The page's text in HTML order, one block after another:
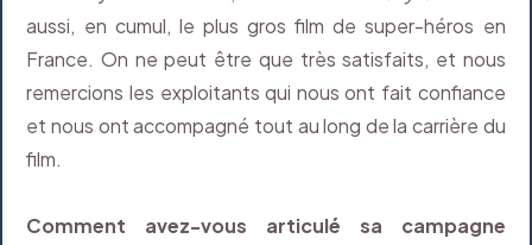
aussi, en cumul, le plus gros film de super-héros en
France. On ne peut être que très satisfaits, et nous
remercions les exploitants qui nous ont fait confiance
et nous ont accompagné tout au long de la carrière du
film.
Comment avez-vous articulé sa campagne